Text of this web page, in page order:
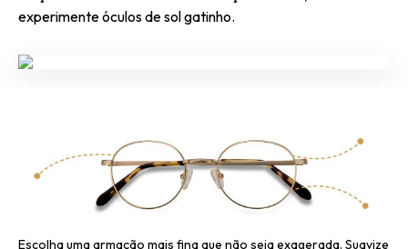
experimente óculos de sol gatinho.
Escolha uma armação mais fina que não seja exagerada. Suavize